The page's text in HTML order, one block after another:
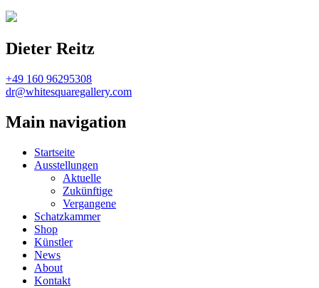
Dieter Reitz
+49 160 96295308
dr@whitesquaregallery.com
Main navigation
Startseite
Ausstellungen
Aktuelle
Zukünftige
Vergangene
Schatzkammer
Shop
Künstler
News
About
Kontakt